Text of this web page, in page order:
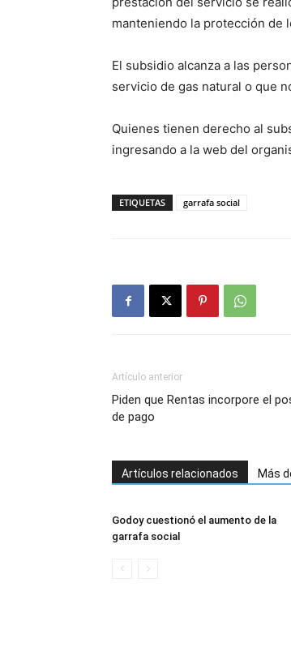
manteniendo la protección de
El subsidio alcanza a las
servicio de gas natural o que
Quienes tienen derecho al
ingresando a la web del
ETIQUETAS garrafa social
Artículo anterior
Piden que Rentas incorpore el
de pago
Artículos relacionados Más
Godoy cuestionó el aumento de la
garrafa social